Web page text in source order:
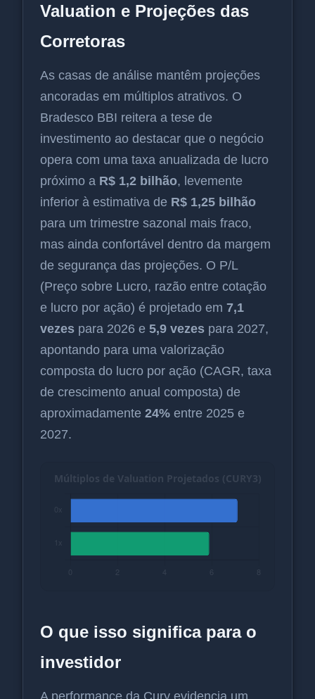
Valuation e Projeções das
Corretoras
As casas de análise mantêm projeções
ancoradas em múltiplos atrativos. O
Bradesco BBI reitera a tese de
investimento ao destacar que o negócio
opera com uma taxa anualizada de lucro
próximo a R$ 1,2 bilhão, levemente
inferior à estimativa de R$ 1,25 bilhão
para um trimestre sazonal mais fraco,
mas ainda confortável dentro da margem
de segurança das projeções. O P/L
(Preço sobre Lucro, razão entre cotação
e lucro por ação) é projetado em 7,1
vezes para 2026 e 5,9 vezes para 2027,
apontando para uma valorização
composta do lucro por ação (CAGR, taxa
de crescimento anual composta) de
aproximadamente 24% entre 2025 e
2027.
O que isso significa para o
investidor
A performance da Cury evidencia um